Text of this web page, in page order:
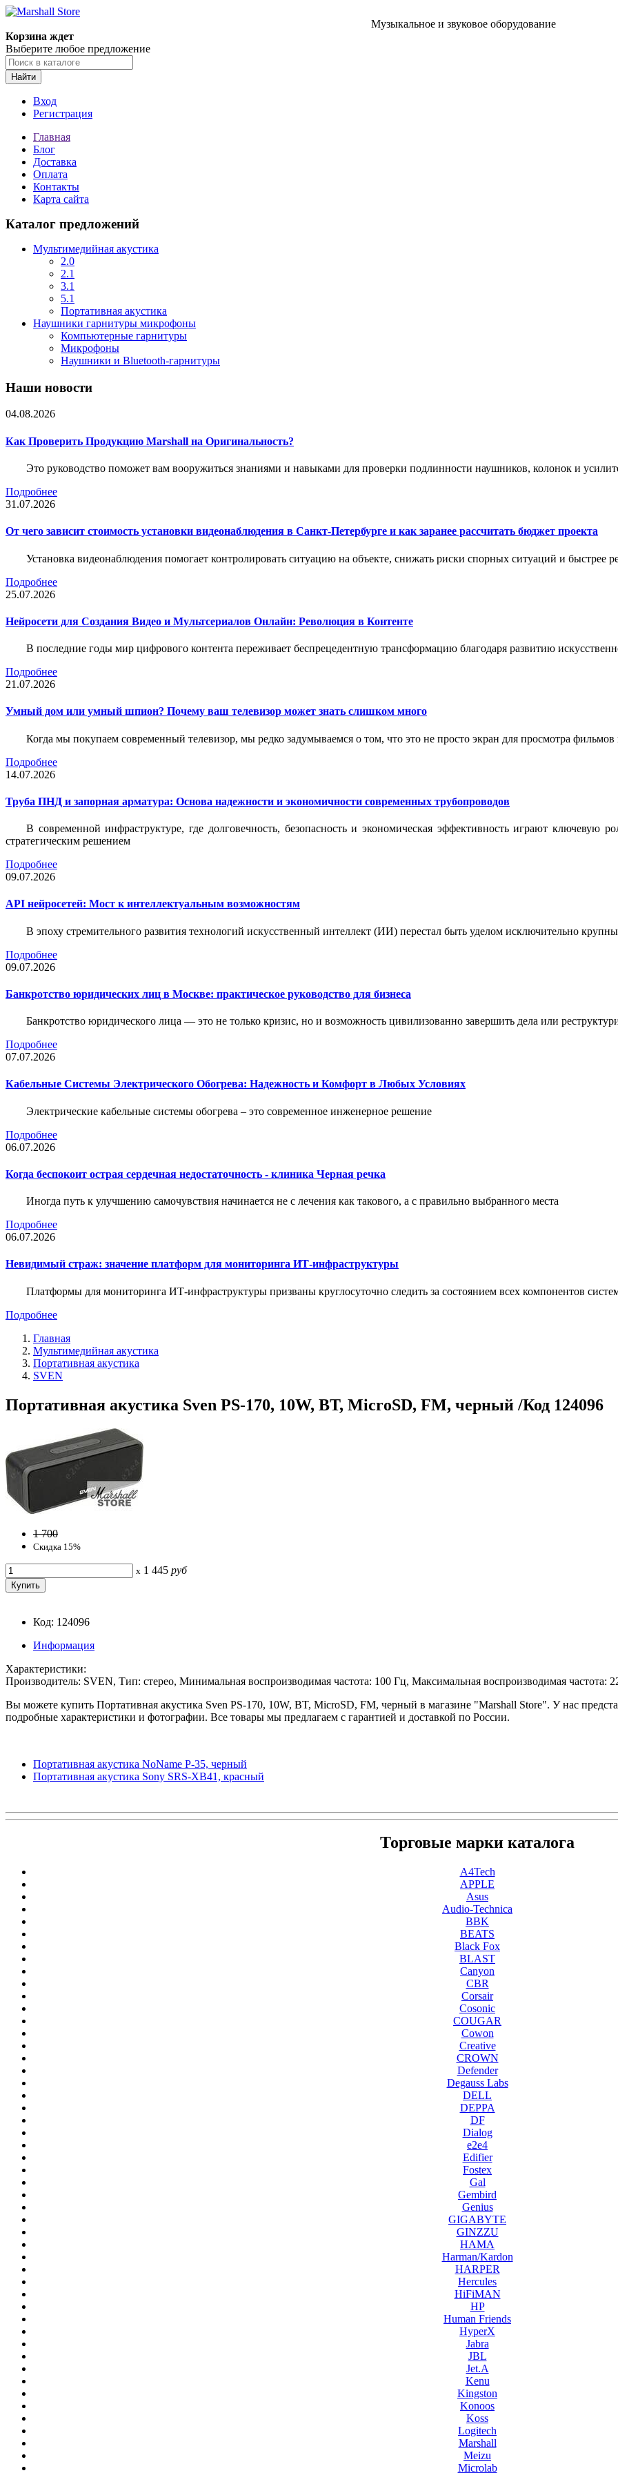
Музыкальное и звуковое оборудование
Корзина ждет
Выберите любое предложение
Найти
Вход
Регистрация
Главная
Блог
Доставка
Оплата
Контакты
Карта сайта
Каталог предложений
Мультимедийная акустика
2.0
2.1
3.1
5.1
Портативная акустика
Наушники гарнитуры микрофоны
Компьютерные гарнитуры
Микрофоны
Наушники и Bluetooth-гарнитуры
Наши новости
04.08.2026
Как Проверить Продукцию Marshall на Оригинальность?
Это руководство поможет вам вооружиться знаниями и навыками для проверки подлинности наушников, колонок и
Подробнее
31.07.2026
От чего зависит стоимость установки видеонаблюдения в Санкт-Петербурге и как заранее рассчитать бюджет проекта
Установка видеонаблюдения помогает контролировать ситуацию на объекте, снижать риски спорных ситуаций и быстрее
Подробнее
25.07.2026
Нейросети для Создания Видео и Мультсериалов Онлайн: Революция в Контенте
В последние годы мир цифрового контента переживает беспрецедентную трансформацию благодаря развитию
Подробнее
21.07.2026
Умный дом или умный шпион? Почему ваш телевизор может знать слишком много
Когда мы покупаем современный телевизор, мы редко задумываемся о том, что это не просто экран для просмотра фильмов
Подробнее
14.07.2026
Труба ПНД и запорная арматура: Основа надежности и экономичности современных трубопроводов
В современной инфраструктуре, где долговечность, безопасность и экономическая эффективность играют ключевую
стратегическим решением
Подробнее
09.07.2026
API нейросетей: Мост к интеллектуальным возможностям
В эпоху стремительного развития технологий искусственный интеллект (ИИ) перестал быть уделом исключительно
Подробнее
09.07.2026
Банкротство юридических лиц в Москве: практическое руководство для бизнеса
Банкротство юридического лица — это не только кризис, но и возможность цивилизованно завершить дела или
Подробнее
07.07.2026
Кабельные Системы Электрического Обогрева: Надежность и Комфорт в Любых Условиях
Электрические кабельные системы обогрева – это современное инженерное решение
Подробнее
06.07.2026
Когда беспокоит острая сердечная недостаточность - клиника Черная речка
Иногда путь к улучшению самочувствия начинается не с лечения как такового, а с правильно выбранного места
Подробнее
06.07.2026
Невидимый страж: значение платформ для мониторинга ИТ-инфраструктуры
Платформы для мониторинга ИТ-инфраструктуры призваны круглосуточно следить за состоянием всех компонентов
Подробнее
Главная
Мультимедийная акустика
Портативная акустика
SVEN
Портативная акустика Sven PS-170, 10W, BT, MicroSD, FM, черный /Код 124096
1 700
Скидка 15%
x 1 445 руб
Код: 124096
Информация
Характеристики:
Производитель: SVEN, Тип: стерео, Минимальная воспроизводимая частота: 100 Гц, Максимальная воспроизводимая частота:
Вы можете купить Портативная акустика Sven PS-170, 10W, BT, MicroSD, FM, черный в магазине "Marshall Store". У нас
подробные характеристики и фотографии. Все товары мы предлагаем с гарантией и доставкой по России.
Портативная акустика NoName P-35, черный
Портативная акустика Sony SRS-XB41, красный
Торговые марки каталога
A4Tech
APPLE
Asus
Audio-Technica
BBK
BEATS
Black Fox
BLAST
Canyon
CBR
Corsair
Cosonic
COUGAR
Cowon
Creative
CROWN
Defender
Degauss Labs
DELL
DEPPA
DF
Dialog
e2e4
Edifier
Fostex
Gal
Gembird
Genius
GIGABYTE
GINZZU
HAMA
Harman/Kardon
HARPER
Hercules
HiFiMAN
HP
Human Friends
HyperX
Jabra
JBL
Jet.A
Kenu
Kingston
Konoos
Koss
Logitech
Marshall
Meizu
Microlab